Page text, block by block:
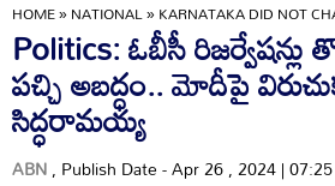
HOME»NATIONAL»KARNATAKA DID NOT
Politics: ఓబీసీ
పచ్చి అబద్ధం.. మోదీపై
సిద్ధరామయ్య
ABN, Publish Date - Apr 26 , 2024 |